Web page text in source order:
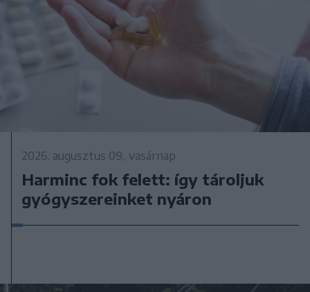
2026. augusztus 09., vasárnap
Harminc fok felett: így tároljuk
gyógyszereinket nyáron